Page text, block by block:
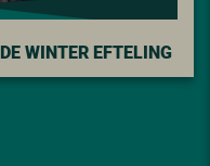
WINTER EFTELING